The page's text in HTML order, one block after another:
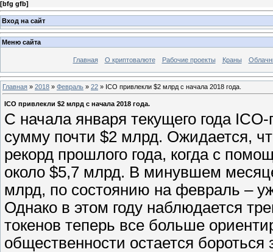
[bfg gfb]
Вход на сайт
Меню сайта
Главная О криптовалюте Рабочие проекты Краны
Главная » 2018 » Февраль » 22 » ICO привлекли $2 млрд с начала 2018 года.
ICO привлекли $2 млрд с начала 2018 года.
C начала января текущего года
сумму почти $2 млрд. Ожидается,
рекорд прошлого года, когда с
около $5,7 млрд. В минувшем
млрд, по состоянию на февраль –
Однако в этом году наблюдается
токенов теперь все больше
общественности остается